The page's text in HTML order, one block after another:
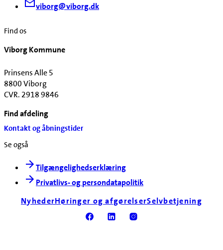
viborg@viborg.dk
Find os
Viborg Kommune
Prinsens Alle 5
8800 Viborg
CVR. 2918 9846
Find afdeling
Kontakt og åbningstider
Se også
Tilgængelighedserklæring
Privatlivs- og persondatapolitik
NyhederHøringer og afgørelserSelvbetjening